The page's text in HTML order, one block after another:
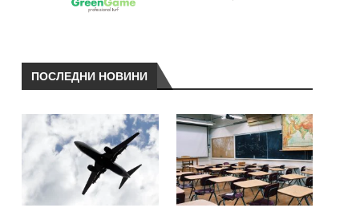
ПОСЛЕДНИ НОВИНИ